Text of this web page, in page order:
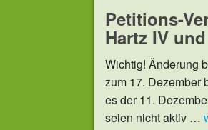
Petitions-
Hartz IV
Wichtig! Änderung
zum 17. Dezember
es der 11.
seien nicht aktiv …